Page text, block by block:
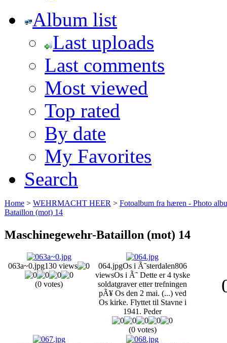
Album list
Last uploads
Last comments
Most viewed
Top rated
By date
My Favorites
Search
Home > WEHRMACHT HEER > Fotoalbum fra hæren - Photo
Bataillon (mot) 14
Maschinegewehr-Bataillon (mot) 14
063a~0.jpg130 views
(0 votes)
064.jpgOs i Ã˜sterdalen806
viewsOs i Ã˜ Dette er 4 tyske
soldatgraver etter trefningen
pÃ¥ Os den 2 mai. (...) ved
Os kirke. Flyttet til Stavne i
1941. Peder
(0 votes)